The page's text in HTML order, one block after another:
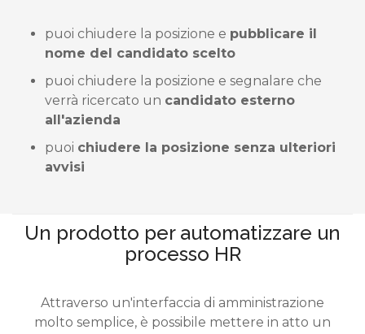
puoi chiudere la posizione e pubblicare il
nome del candidato scelto
puoi chiudere la posizione e segnalare che
verrà ricercato un candidato esterno
all'azienda
puoi chiudere la posizione senza ulteriori
avvisi
Un prodotto per automatizzare un
processo HR
Attraverso un'interfaccia di amministrazione
molto semplice, è possibile mettere in atto un